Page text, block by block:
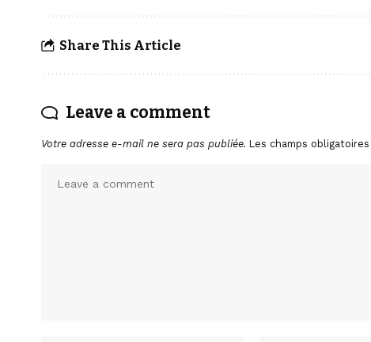
Share This Article
Leave a comment
Votre adresse e-mail ne sera pas publiée. Les champs